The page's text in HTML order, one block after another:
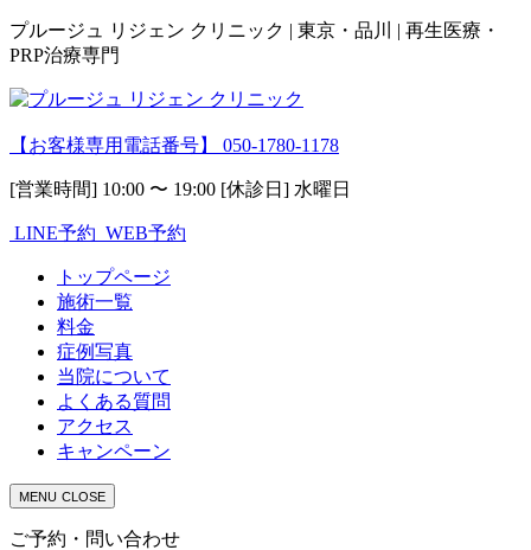
プルージュ リジェン クリニック | 東京・品川 | 再生医療・
PRP治療専門
【お客様専用電話番号】 050-1780-1178
[営業時間] 10:00 〜 19:00 [休診日] 水曜日
LINE予約 WEB予約
トップページ
施術一覧
料金
症例写真
当院について
よくある質問
アクセス
キャンペーン
MENU CLOSE
ご予約・問い合わせ